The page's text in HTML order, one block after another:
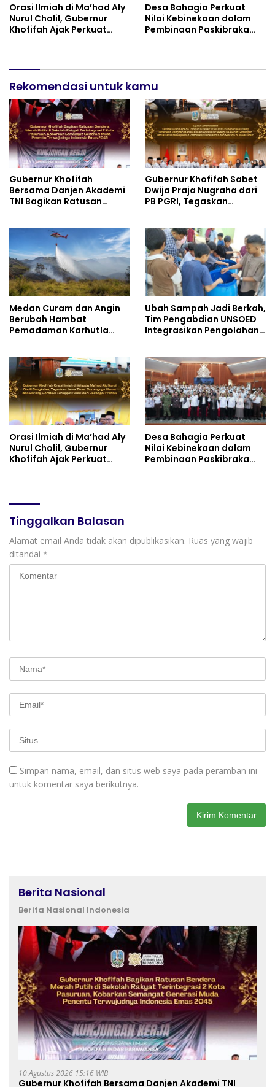
Orasi Ilmiah di Ma’had Aly
Nurul Cholil, Gubernur
Khofifah Ajak Perkuat
Desa Bahagia Perkuat
Nilai Kebinekaan dalam
Pembinaan Paskibraka
Rekomendasi untuk kamu
Gubernur Khofifah
Bersama Danjen Akademi
TNI Bagikan Ratusan
Terintegrasi 2 Kota
Pasuruan, Tegaskan
Generasi Muda adalah
Penentu Terwujudnya
Indonesia Emas 2045
Gubernur Khofifah Sabet
Dwija Praja Nugraha dari
PB PGRI, Tegaskan
Berkualitas dan Merata
Medan Curam dan Angin
Berubah Hambat
Pemadaman Karhutla
Ubah Sampah Jadi Berkah,
Tim Pengabdian UNSOED
Integrasikan Pengolahan
Mutiara Hati Purwokerto
Orasi Ilmiah di Ma’had Aly
Nurul Cholil, Gubernur
Khofifah Ajak Perkuat
Desa Bahagia Perkuat
Nilai Kebinekaan dalam
Pembinaan Paskibraka
Tinggalkan Balasan
Alamat email Anda tidak akan dipublikasikan. Ruas yang wajib
ditandai *
Simpan nama, email, dan situs web saya pada peramban ini
untuk komentar saya berikutnya.
Berita Nasional
Berita Nasional Indonesia
10 Agustus 2026 15:16 WIB
Gubernur Khofifah Bersama Danjen Akademi TNI